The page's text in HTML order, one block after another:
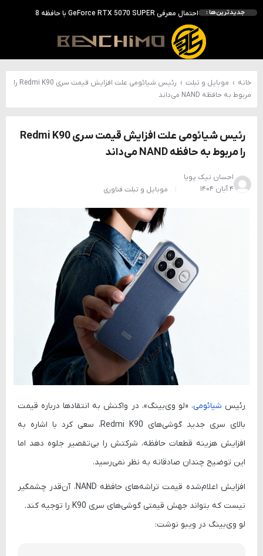
جدیدترین‌ها :
احتمال معرفی GeForce RTX 5070 SUPER با حافظه 18 گیگابایتی؛ ارتقای محسوس نسبت به مدل استاندارد
انویدیا DLSS 5 را با سه مدل هوش مصنوعی معرفی کرد؛ انتقادهای اولیه نتیجه داد
انویدیا پردازنده 88 هسته‌ای Vera را معرفی کرد؛ CPU اختصاصی برای نسل بعدی هوش مصنوعی
بالاخره سنسور Hotspot کارت‌های RTX 50 ظاهر شد؛ HWMonitor 1.65 تنها نماینده نمایش نیست
خانه › موبایل و تبلت ›
رئیس شیائومی علت افزایش قیمت سری Redmi K90 را
مربوط به حافظه NAND می‌داند
رئیس شیائومی علت افزایش قیمت سری Redmi K90
را مربوط به حافظه NAND می‌داند
احسان نیک پویا
۴ آبان ۱۴۰۴
موبایل و تبلت فناوری
رئیس شیائومی، «لو وی‌بینگ»، در واکنش به انتقادها درباره قیمت
بالای سری جدید گوشی‌های Redmi K90، سعی کرد با اشاره به
افزایش هزینه قطعات حافظه، شرکتش را بی‌تقصیر جلوه دهد اما
این توضیح چندان صادقانه به نظر نمی‌رسید.
افزایش اعلام‌شده قیمت تراشه‌های حافظه NAND، آن‌قدر چشمگیر
نیست که بتواند جهش قیمتی گوشی‌های سری K90 را توجیه کند.
لو وی‌بینگ در ویبو نوشت: